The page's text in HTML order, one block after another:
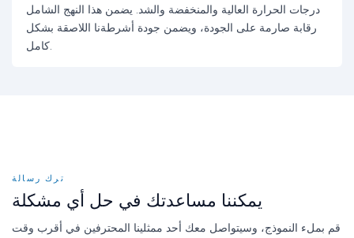
درجات الحرارة العالية والمنخفضة والشد. يضمن هذا النهج الشامل
رقابة صارمة على الجودة، ويضمن جودة أشرطةنا اللاصقة بشكل
كامل.
ترك رسالة
يمكننا مساعدتك في حل أي مشكلة
قم بملء النموذج، وسيتواصل معك أحد ممثلينا المحترفين في أقرب وقت